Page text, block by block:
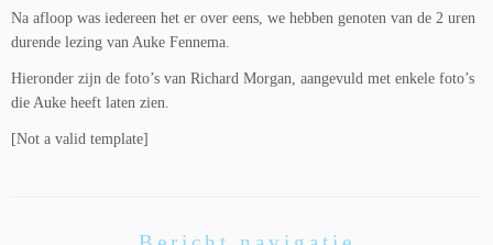
Na afloop was iedereen het er over eens, we hebben genoten van de 2 uren
durende lezing van Auke Fennema.
Hieronder zijn de foto’s van Richard Morgan, aangevuld met enkele foto’s
die Auke heeft laten zien.
[Not a valid template]